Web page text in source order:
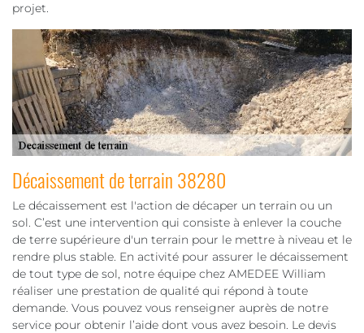
projet.
Décaissement de terrain 38280
Le décaissement est l'action de décaper un terrain ou un
sol. C’est une intervention qui consiste à enlever la couche
de terre supérieure d'un terrain pour le mettre à niveau et le
rendre plus stable. En activité pour assurer le décaissement
de tout type de sol, notre équipe chez AMEDEE William
réaliser une prestation de qualité qui répond à toute
demande. Vous pouvez vous renseigner auprès de notre
service pour obtenir l’aide dont vous avez besoin. Le devis